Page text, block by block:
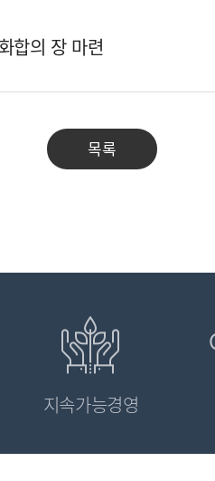
합의 장 마련
목록
지속가능경영